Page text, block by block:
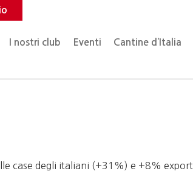
I nostri club Eventi Cantine d’Italia
case degli italiani (+31%) e +8% export